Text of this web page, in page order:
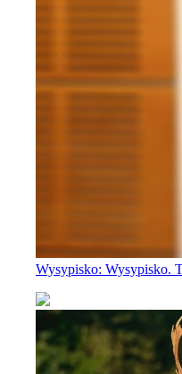
Wysypisko: Wysypisko.